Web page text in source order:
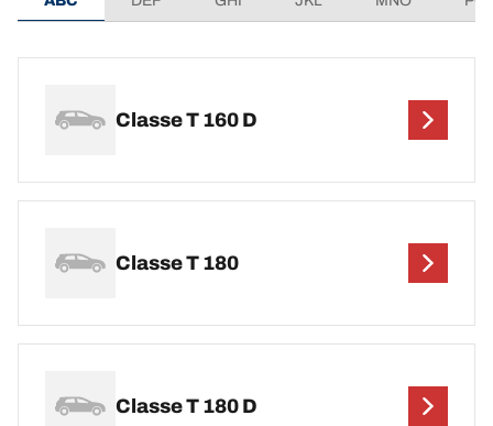
Classe T 160 D
Classe T 180
Classe T 180 D